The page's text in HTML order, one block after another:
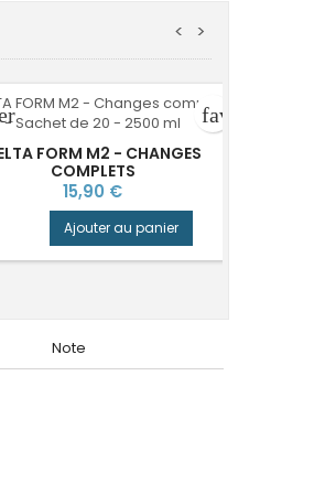
>
<
FORM M2 - CHANGES
COMPLETS
Prix
15,90 €
Ajouter au panier
Note